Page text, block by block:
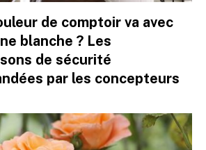
de comptoir va avec
blanche ? Les
de sécurité
par les concepteurs